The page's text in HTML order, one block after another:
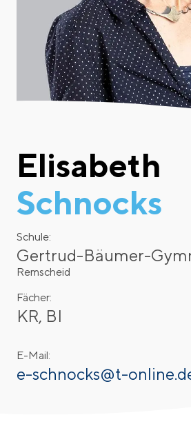
Elisabeth
Schnocks
Schule:
Gertrud-Bäumer-
Remscheid
Fächer:
KR, BI
E-Mail:
e-schnocks@t-